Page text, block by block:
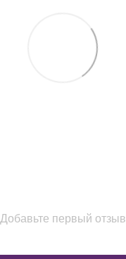
Добавьте первый отзыв